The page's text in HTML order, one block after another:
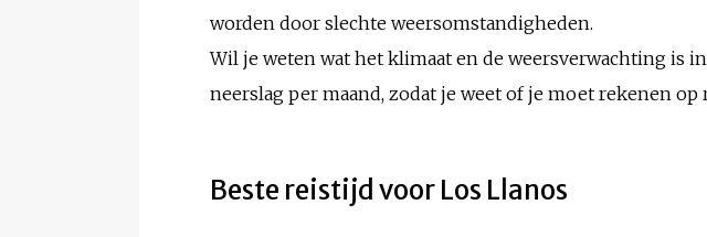
worden door slechte weersomstandigheden.
Wil je weten wat het klimaat en de weersverwachting is
neerslag per maand, zodat je weet of je moet rekenen
Beste reistijd voor Los Llanos